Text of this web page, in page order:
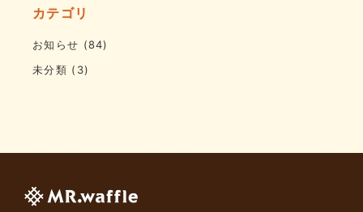
カテゴリ
お知らせ (84)
未分類 (3)